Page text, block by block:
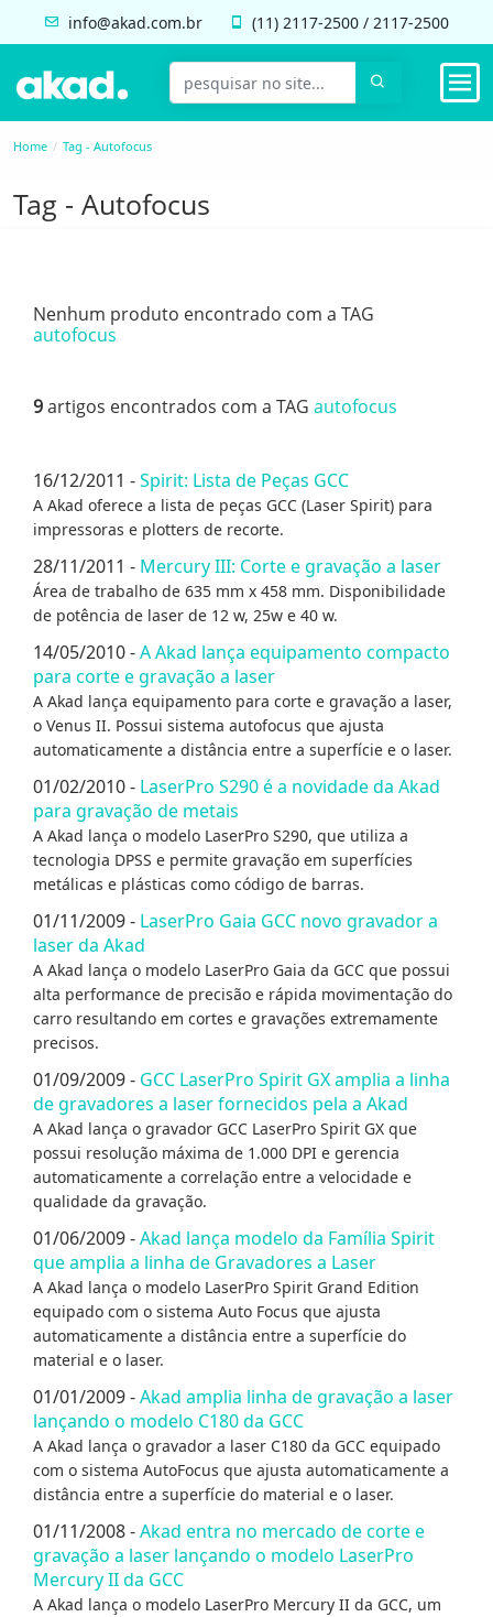
info@akad.com.br (11) 2117-2500 / 2117-2500
Home Tag - Autofocus
Tag - Autofocus
Nenhum produto encontrado com a TAG
autofocus
9artigos encontrados com a TAG autofocus
16/12/2011 -Spirit: Lista de Peças GCC
A Akad oferece a lista de peças GCC (Laser Spirit) para
impressoras e plotters de recorte.
28/11/2011 - Mercury III: Corte e gravação a laser
Área de trabalho de 635 mm x 458 mm. Disponibilidade
de potência de laser de 12 w, 25w e 40 w.
14/05/2010 -A Akad lança equipamento compacto
para corte e gravação a laser
A Akad lança equipamento para corte e gravação a laser,
o Venus II. Possui sistema autofocus que ajusta
automaticamente a distância entre a superfície e o laser.
01/02/2010 - LaserPro S290 é a novidade da Akad
para gravação de metais
A Akad lança o modelo LaserPro S290, que utiliza a
tecnologia DPSS e permite gravação em superfícies
metálicas e plásticas como código de barras.
01/11/2009 - LaserPro Gaia GCC novo gravador a
laser da Akad
A Akad lança o modelo LaserPro Gaia da GCC que possui
alta performance de precisão e rápida movimentação do
carro resultando em cortes e gravações extremamente
precisos.
01/09/2009 - GCC LaserPro Spirit GX amplia a linha
de gravadores a laser fornecidos pela a Akad
A Akad lança o gravador GCC LaserPro Spirit GX que
possui resolução máxima de 1.000 DPI e gerencia
automaticamente a correlação entre a velocidade e
qualidade da gravação.
01/06/2009 -Akad lança modelo da Família Spirit
que amplia a linha de Gravadores a Laser
A Akad lança o modelo LaserPro Spirit Grand Edition
equipado com o sistema Auto Focus que ajusta
automaticamente a distância entre a superfície do
material e o laser.
01/01/2009 -Akad amplia linha de gravação a laser
lançando o modelo C180 da GCC
A Akad lança o gravador a laser C180 da GCC equipado
com o sistema AutoFocus que ajusta automaticamente a
distância entre a superfície do material e o laser.
01/11/2008 -Akad entra no mercado de corte e
gravação a laser lançando o modelo LaserPro
Mercury II da GCC
A Akad lança o modelo LaserPro Mercury II da GCC, um